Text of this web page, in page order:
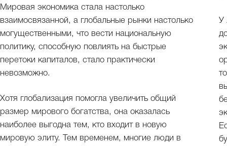
Мировая экономика стала настолько
взаимосвязанной, а глобальные рынки настолько
могущественными, что вести национальную
политику, способную повлиять на быстрые
перетоки капиталов, стало практически
невозможно.
Хотя глобализация помогла увеличить общий
размер мирового богатства, она оказалась
наиболее выгодна тем, кто входит в новую
мировую элиту. Тем временем, многие люди в
У